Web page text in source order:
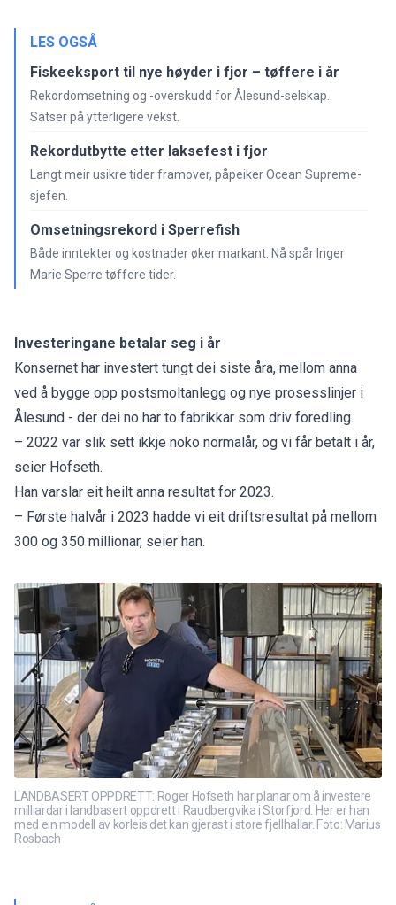
LES OGSÅ
Fiskeeksport til nye høyder i fjor – tøffere i år
Rekordomsetning og -overskudd for Ålesund-selskap.
Satser på ytterligere vekst.
Rekordutbytte etter laksefest i fjor
Langt meir usikre tider framover, påpeiker Ocean Supreme-
sjefen.
Omsetningsrekord i Sperrefish
Både inntekter og kostnader øker markant. Nå spår Inger
Marie Sperre tøffere tider.
Investeringane betalar seg i år
Konsernet har investert tungt dei siste åra, mellom anna
ved å bygge opp postsmoltanlegg og nye prosesslinjer i
Ålesund - der dei no har to fabrikkar som driv foredling.
– 2022 var slik sett ikkje noko normalår, og vi får betalt i år,
seier Hofseth.
Han varslar eit heilt anna resultat for 2023.
– Første halvår i 2023 hadde vi eit driftsresultat på mellom
300 og 350 millionar, seier han.
LANDBASERT OPPDRETT: Roger Hofseth har planar om å investere
milliardar i landbasert oppdrett i Raudbergvika i Storfjord. Her er han
med ein modell av korleis det kan gjerast i store fjellhallar. Foto: Marius
Rosbach